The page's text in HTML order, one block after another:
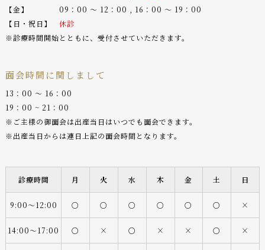
【金】 09：00 〜 12：00 , 16：00 〜 19：00
【日・祝日】 休診
※診療時間開始とともに、受付させていただきます。
面会時間に関しまして
13：00 〜 16：00
19：00 ~ 21：00
※ご主様の御面会は出産当日はいつでも面会できます。
※出産当日からは連日上記の面会時間となります。
診療時間 月 火 水 木 金 土 日
9:00〜12:00 ○ ○ ○ ○ ○ ○ ×
14:00〜17:00 ○ × ○ × × ○ ×